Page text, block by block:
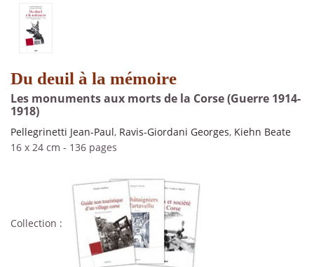
Du deuil à la mémoire
Les monuments aux morts de la Corse (Guerre 1914-
1918)
Pellegrinetti Jean-Paul, Ravis-Giordani Georges, Kiehn Beate
16 x 24 cm - 136 pages
Collection :